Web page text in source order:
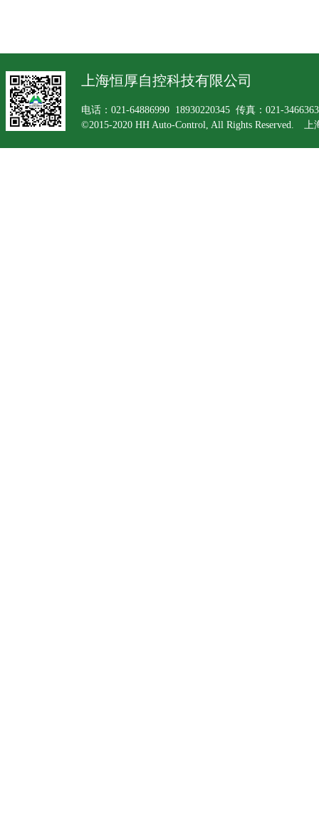
上海恒厚自控科技有限公司
电话：021-64886990 18930220345 传真：021-
©2015-2020 HH Auto-Control, All Rights Reserved.